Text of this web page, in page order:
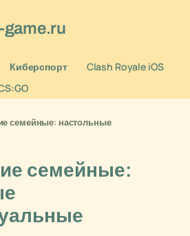
Киберспорт
Clash Royale iOS
семейные: настольные
семейные: